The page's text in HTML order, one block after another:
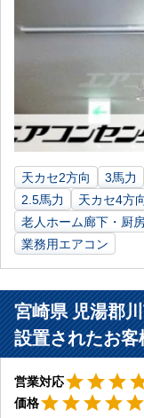
天カセ2方向 3馬力
2.5馬力
天カセ4方
老人ホーム廊下・厨
業務用エアコン
宮崎県 児湯郡
設置されたお
営業対応 星
starstarstar
価格 星5
starstarstarstarstar